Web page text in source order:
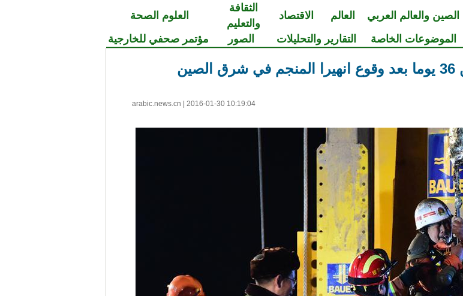
الصين والعالم العربي العالم الاقتصاد
الثقافة
والتعليم
العلوم الصحة
الموضوعات الخاصة التقارير والتحليلات الصور مؤتمر صحفي للخارجية
arabic.news.cn 2016-01-30 10:19:04